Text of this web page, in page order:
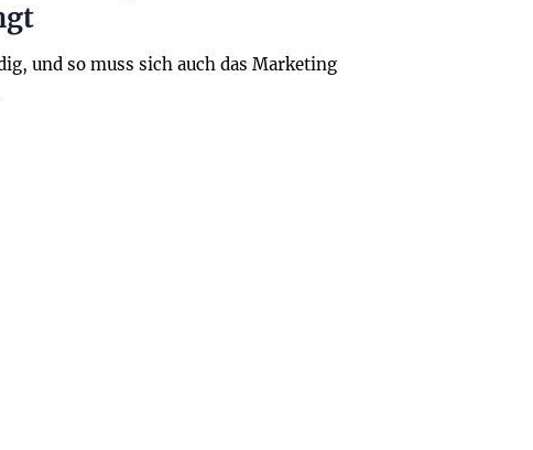
und so muss sich auch das Marketing